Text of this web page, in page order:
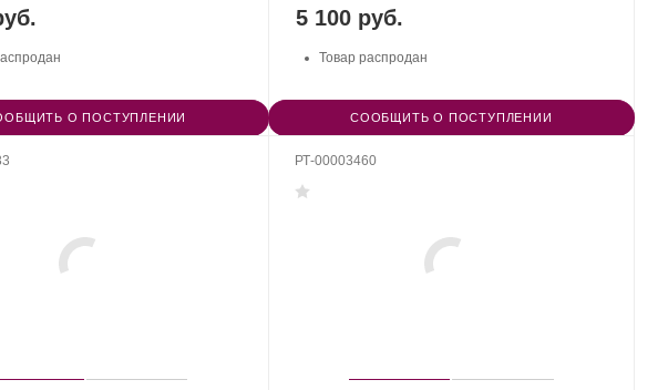
О ПОСТУПЛЕНИИ
5 100 руб.
Товар распродан
СООБЩИТЬ О ПОСТУПЛЕНИИ
РТ-00003460